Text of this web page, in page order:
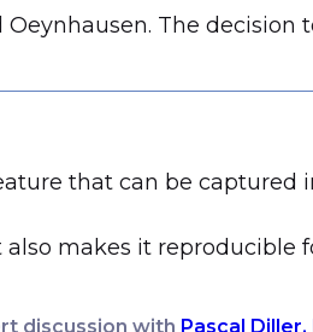
The
that can be
makes it
discussion with Pascal